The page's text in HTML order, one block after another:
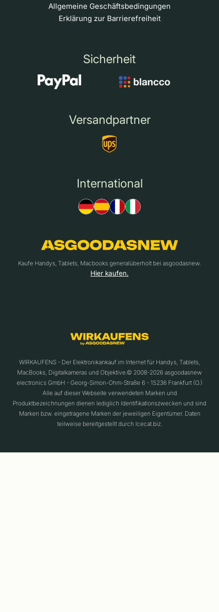
Allgemeine Geschäftsbedingungen
Erklärung zur Barrierefreiheit
Sicherheit
Versandpartner
International
Kaufe Handys, Tablets, Macbooks generalüberholt bei asgoodasnew.
Hier kaufen.
WIRKAUFENS - Der Elektronikankauf im Internet für Handys, Tablets,
MacBooks, Digitalkameras und Objektive.© 2008-2026 asgoodasnew
electronics GmbH - Georg-Simon-Ohm-Straße 6 - 15236 Frankfurt (O.)
Alle auf dieser Webseite verwendeten Marken und
Produktbezeichnungen dienen lediglich Identifikationszwecken und sind
Marken bzw. eingetragene Marken der jeweiligen Eigentümer. Daten
teilweise bereitgestellt durch Icecat.biz.